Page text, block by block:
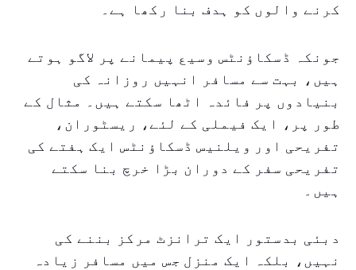
کرنے والوں کو ہدف بنا رکھا ہے۔
جونکہ ڈسکاؤنٹس وسیع پیمانے پر لاگو ہوتے
ہیں، بہت سے مسافر انہیں روزانہ کی
بنیادوں پر فائدہ اٹھا سکتے ہیں۔ مثال کے
طور پر، ایک فیملی کے لئے، ریسٹوران،
تفریحی اور ویلنیس ڈسکاؤنٹس ایک ہفتے کی
تفریحی سفر کے دوران بڑا خرچ بنا سکتے
ہیں۔
دبئی بدستور ایک ترانزٹ مرکز بننے کی
نہیں، بلکہ ایک منزل جس میں مسافر زیادہ